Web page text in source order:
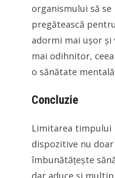
organismului să se
pregătească
adormi mai ușor și
mai odihnitor,
o sănătate
Concluzie
Limitarea timpului
dispozitive nu doar
îmbunătățește
dar aduce și